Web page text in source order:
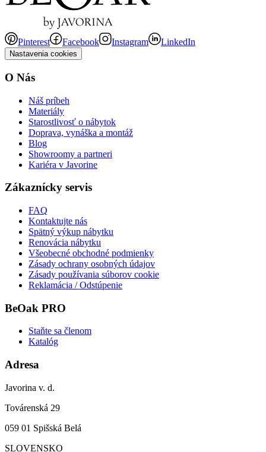
Pinterest Facebook Instagram LinkedIn
Nastavenia cookies
O Nás
Náš príbeh
Materiály
Starostlivosť o nábytok
Doprava, vynáška a montáž
Blog
Showroomy a partneri
Kariéra v Javorine
Zákaznícky servis
FAQ
Kontaktujte nás
Spätný výkup nábytku
Renovácia nábytku
Všeobecné obchodné podmienky
Zásady ochrany osobných údajov
Zásady používania súborov cookie
Reklamácia / Odstúpenie
BeOak PRO
Staňte sa členom
Katalóg
Adresa
Javorina v. d.
Továrenská 29
059 01 Spišská Belá
SLOVENSKO